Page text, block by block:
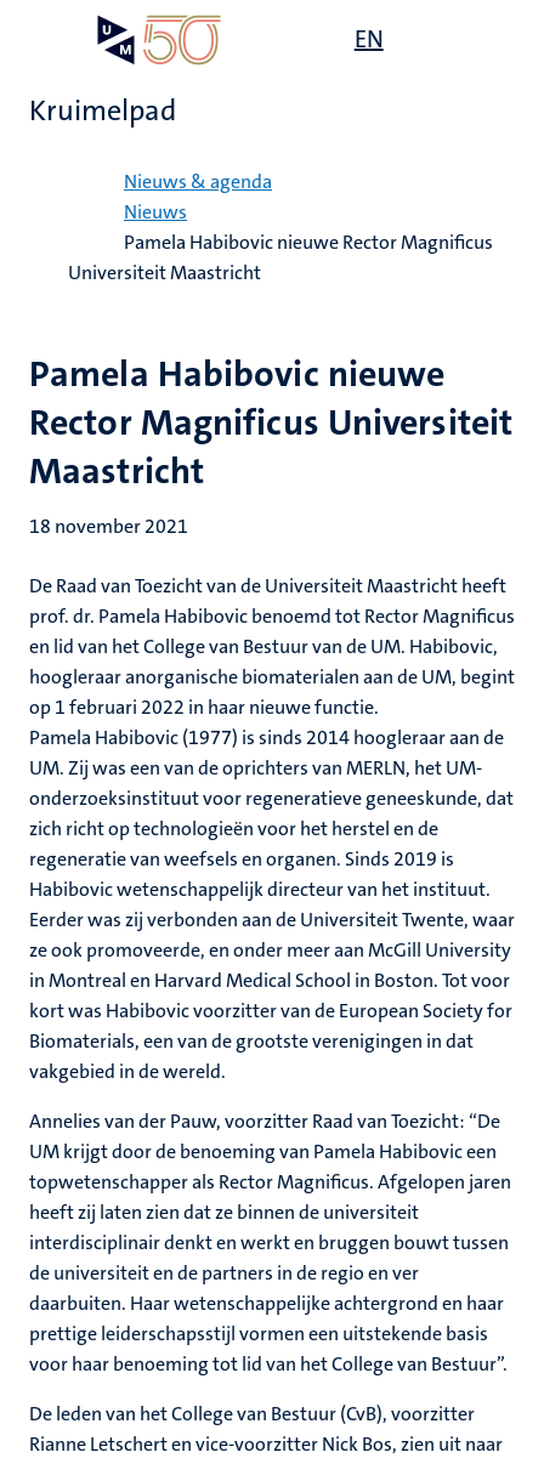
EN
Kruimelpad
Nieuws & agenda
Nieuws
Pamela Habibovic nieuwe Rector Magnificus
Universiteit Maastricht
Pamela Habibovic nieuwe
Rector Magnificus Universiteit
Maastricht
18 november 2021
De Raad van Toezicht van de Universiteit Maastricht heeft
prof. dr. Pamela Habibovic benoemd tot Rector Magnificus
en lid van het College van Bestuur van de UM. Habibovic,
hoogleraar anorganische biomaterialen aan de UM, begint
op 1 februari 2022 in haar nieuwe functie.
Pamela Habibovic (1977) is sinds 2014 hoogleraar aan de
UM. Zij was een van de oprichters van MERLN, het UM-
onderzoeksinstituut voor regeneratieve geneeskunde, dat
zich richt op technologieën voor het herstel en de
regeneratie van weefsels en organen. Sinds 2019 is
Habibovic wetenschappelijk directeur van het instituut.
Eerder was zij verbonden aan de Universiteit Twente, waar
ze ook promoveerde, en onder meer aan McGill University
in Montreal en Harvard Medical School in Boston. Tot voor
kort was Habibovic voorzitter van de European Society for
Biomaterials, een van de grootste verenigingen in dat
vakgebied in de wereld.
Annelies van der Pauw, voorzitter Raad van Toezicht: “De
UM krijgt door de benoeming van Pamela Habibovic een
topwetenschapper als Rector Magnificus. Afgelopen jaren
heeft zij laten zien dat ze binnen de universiteit
interdisciplinair denkt en werkt en bruggen bouwt tussen
de universiteit en de partners in de regio en ver
daarbuiten. Haar wetenschappelijke achtergrond en haar
prettige leiderschapsstijl vormen een uitstekende basis
voor haar benoeming tot lid van het College van Bestuur”.
De leden van het College van Bestuur (CvB), voorzitter
Rianne Letschert en vice-voorzitter Nick Bos, zien uit naar